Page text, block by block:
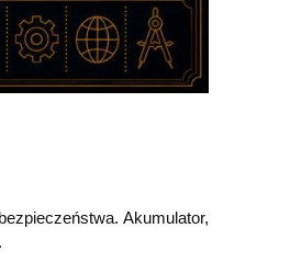
Akumulator,